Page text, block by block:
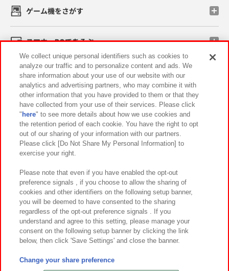
ゲーム機をさがす
スマホ・PCであそぶ
イベント・キャンペーン
関連会社 サステナビリティ サイトポリシー
プライバシーポリシー ウェブアクセシビリティ方針と検証結果
お取引先さまとともに
カスタマーハラスメント対応方針 よくあるご質問・お問い合わせ
©Bandai Namco Amusement Inc.
©Bandai Namco Amusement Lab Inc.
We collect unique personal identifiers such as cookies to
analyze our traffic and to personalize content and ads. We
share information about your use of our website with our
analytics and advertising partners, who may combine it with
other information that you have provided to them or that they
have collected from your use of their services. Please click
" here" to see more details about how we use cookies and
the retention period of each cookie. You have the right to opt
out of our sharing of your information with our partners.
Please click [Do Not Share My Personal Information] to
exercise your right.
Please note that even if you have enabled the opt-out
preference signals , if you choose to allow the sharing of
cookies and other identifiers on the following setup banner,
you will be deemed to have consented to the sharing
regardless of the opt-out preference signals . If you
understand and agree to this setting, please manage your
consent on the following setup banner by clicking the link
below, then click 'Save Settings' and close the banner.
Change your share preference